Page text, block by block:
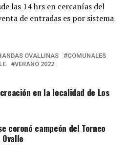
las 14 hrs en cercanías del
de entradas es por sistema
OVALLINAS
COMUNALES
VERANO 2022
en la localidad de Los
coronó campeón del Torneo